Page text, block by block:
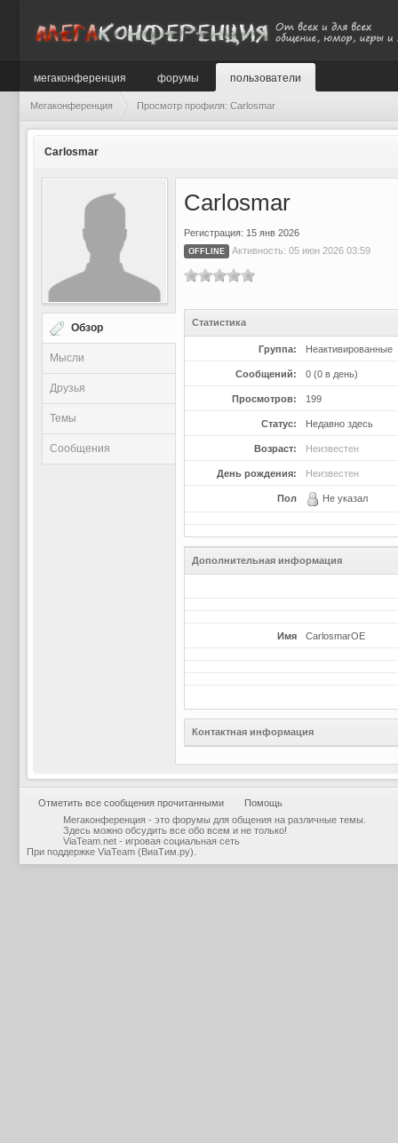
мегаконференция форумы пользователи
Мегаконференция Просмотр профиля: Carlosmar
Carlosmar
Обзор
Мысли
Друзья
Темы
Сообщения
Carlosmar
Регистрация: 15 янв 2026
OFFLINE Активность: 05 июн 2026 03:59
Статистика
Группа: Неактивированные
Сообщений: 0 (0 в день)
Просмотров: 199
Статус: Недавно здесь
Возраст: Неизвестен
День рождения: Неизвестен
Пол Не указал
Дополнительная информация
Имя CarlosmarOE
Контактная информация
Отметить все сообщения прочитанными
Помощь
Мегаконференция - это форумы для общения на различные темы.
Здесь можно обсудить все обо всем и не только!
ViaTeam.net - игровая социальная сеть
При поддержке ViaTeam (ВиаТим.ру)